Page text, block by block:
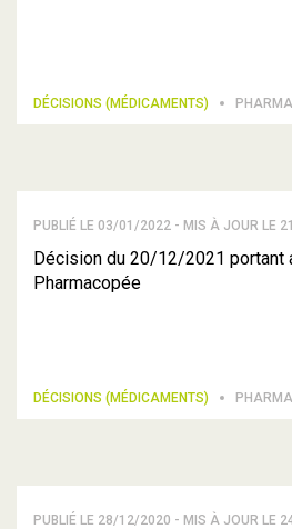
DÉCISIONS (MÉDICAMENTS)
PUBLIÉ LE 03/01/2022 - MIS À JOUR LE
Décision du 20/12/2021 portant
Pharmacopée
DÉCISIONS (MÉDICAMENTS)
PUBLIÉ LE 28/12/2020 - MIS À JOUR LE